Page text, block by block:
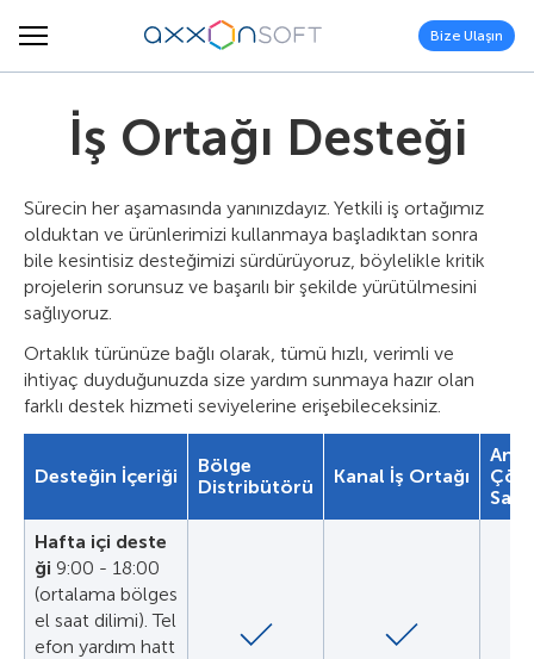
Bize Ulaşın
İş Ortağı Desteği
Sürecin her aşamasında yanınızdayız. Yetkili iş ortağımız
olduktan ve ürünlerimizi kullanmaya başladıktan sonra
bile kesintisiz desteğimizi sürdürüyoruz, böylelikle kritik
projelerin sorunsuz ve başarılı bir şekilde yürütülmesini
sağlıyoruz.
Ortaklık türünüze bağlı olarak, tümü hızlı, verimli ve
ihtiyaç duyduğunuzda size yardım sunmaya hazır olan
farklı destek hizmeti seviyelerine erişebileceksiniz.
Desteğin İçeriği
Bölge
Distribütörü
Kanal İş Ortağı
Hafta içi deste
ği 9:00 - 18:00
(ortalama bölges
el saat dilimi). Tel
efon yardım hatt